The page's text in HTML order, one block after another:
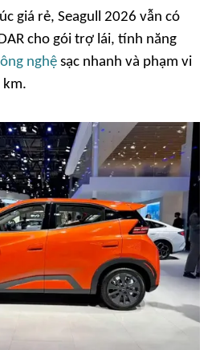
giá rẻ, Seagull 2026 vẫn có
cho gói trợ lái, tính năng
nghệ sạc nhanh và phạm vi
km.